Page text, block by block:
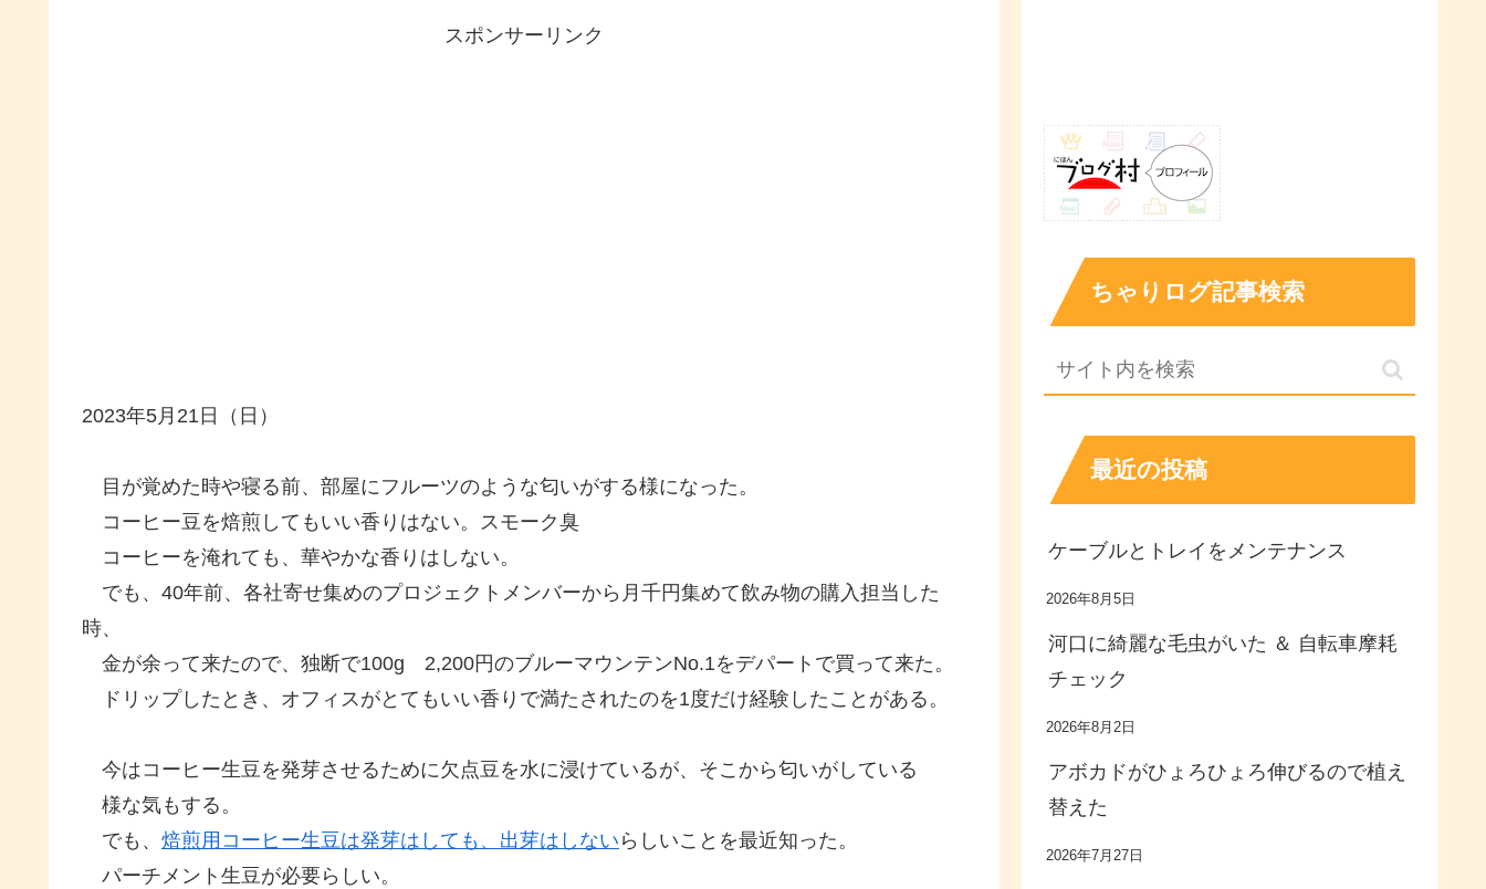
スポンサーリンク
2023年5月21日（日）
目が覚めた時や寝る前、部屋にフルーツのような匂いがする様になった。
コーヒー豆を焙煎してもいい香りはない。スモーク臭
コーヒーを淹れても、華やかな香りはしない。
でも、40年前、各社寄せ集めのプロジェクトメンバーから月千円集めて飲み物の購入担当した
時、
金が余って来たので、独断で100g 2,200円のブルーマウンテンNo.1をデパートで買って来た。
ドリップしたとき、オフィスがとてもいい香りで満たされたのを1度だけ経験したことがある。
今はコーヒー生豆を発芽させるために欠点豆を水に浸けているが、そこから匂いがしている
様な気もする。
でも、 焙煎用コーヒー生豆は発芽はしても、出芽はしない らしいことを最近知った。
パーチメント生豆が必要らしい。
ちゃりログ記事検索
最近の投稿
ケーブルとトレイをメンテナンス
2026年8月5日
河口に綺麗な毛虫がいた ＆ 自転車摩耗
チェック
2026年8月2日
アボカドがひょろひょろ伸びるので植え
替えた
2026年7月27日